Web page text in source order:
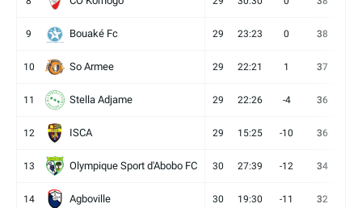
9 Bouaké Fc 29 23:23 0 38
10 So Armee 29 22:21 1 37
11 Stella Adjame 29 22:26 -4 36
12 ISCA 29 15:25 -10 36
13 Olympique Sport d'Abobo FC 30 27:39 -12 34
14 Agboville 30 19:30 -11 32